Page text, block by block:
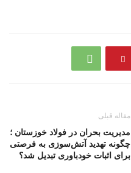
مقاله قبلی
مدیریت بحران در فولاد خوزستان ؛
چگونه تهدید آتش‌سوزی به فرصتی
برای اثبات خودباوری تبدیل شد؟